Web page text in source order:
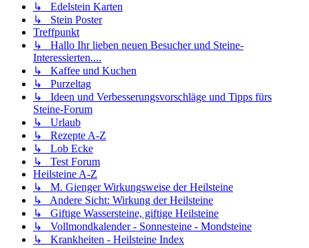
↳ Edelstein Karten
↳ Stein Poster
Treffpunkt
↳ Hallo Ihr lieben neuen Besucher und Steine-
Interessierten....
↳ Kaffee und Kuchen
↳ Purzeltag
↳ Ideen und Verbesserungsvorschläge und Tipps fürs
Steine-Forum
↳ Urlaub
↳ Rezepte A-Z
↳ Lob Ecke
↳ Test Forum
Heilsteine A-Z
↳ M. Gienger Wirkungsweise der Heilsteine
↳ Andere Sicht: Wirkung der Heilsteine
↳ Giftige Wassersteine, giftige Heilsteine
↳ Vollmondkalender - Sonnesteine - Mondsteine
↳ Krankheiten - Heilsteine Index